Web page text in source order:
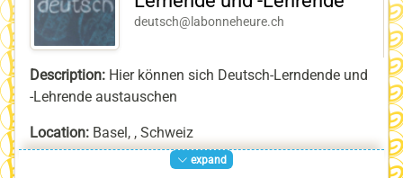
deutsch@labonneheure.ch
Description: Hier können sich Deutsch-Lerndende und
-Lehrende austauschen
Location: Basel, , Schweiz
https://labonneheure.ch/deutsch
expand